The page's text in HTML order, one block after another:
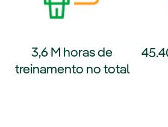
3,6 M horas de
treinamento no total